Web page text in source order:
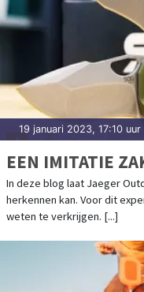
19 januari 2023, 17:10 uur
EEN IMITATIE
In deze blog laat Jaeger
herkennen kan. Voor dit
weten te verkrijgen. [...]